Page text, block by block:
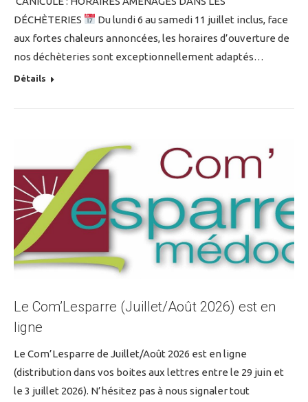
DÉCHÈTERIES
Du lundi 6 au samedi 11 juillet inclus, face
aux fortes chaleurs annoncées, les horaires d’ouverture de
nos déchèteries sont exceptionnellement adaptés…
Détails
Le Com’Lesparre (Juillet/Août 2026) est en
ligne
Le Com’Lesparre de Juillet/Août 2026 est en ligne
(distribution dans vos boites aux lettres entre le 29 juin et
le 3 juillet 2026). N’hésitez pas à nous signaler tout